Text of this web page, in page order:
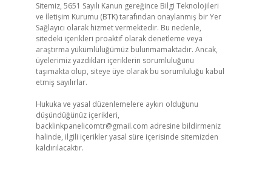
Sitemiz, 5651 Sayılı Kanun gereğince Bilgi Teknolojileri
ve İletişim Kurumu (BTK) tarafından onaylanmış bir Yer
Sağlayıcı olarak hizmet vermektedir. Bu nedenle,
sitedeki içerikleri proaktif olarak denetleme veya
araştırma yükümlülüğümüz bulunmamaktadır. Ancak,
üyelerimiz yazdıkları içeriklerin sorumluluğunu
taşımakta olup, siteye üye olarak bu sorumluluğu kabul
etmiş sayılırlar.
Hukuka ve yasal düzenlemelere aykırı olduğunu
düşündüğünüz içerikleri,
backlinkpanelicomtr@gmail.com adresine bildirmeniz
halinde, ilgili içerikler yasal süre içerisinde sitemizden
kaldırılacaktır.